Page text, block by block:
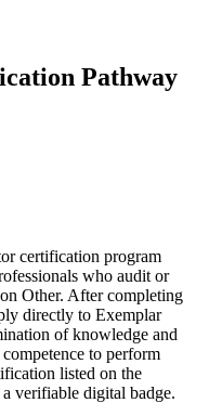
Pathway
certification program
who audit or
Other. After completing
directly to Exemplar
of knowledge and
to perform
listed on the
verifiable digital badge.